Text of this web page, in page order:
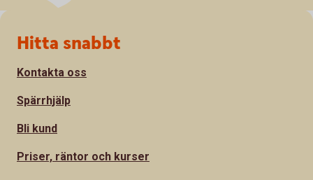
Sidfot
Hitta snabbt
Kontakta oss
Spärrhjälp
Bli kund
Priser, räntor och kurser